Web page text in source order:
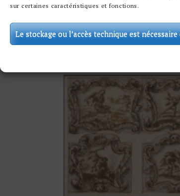
sur certaines caractéristiques et fonctions.
Le stockage ou l’accès technique est